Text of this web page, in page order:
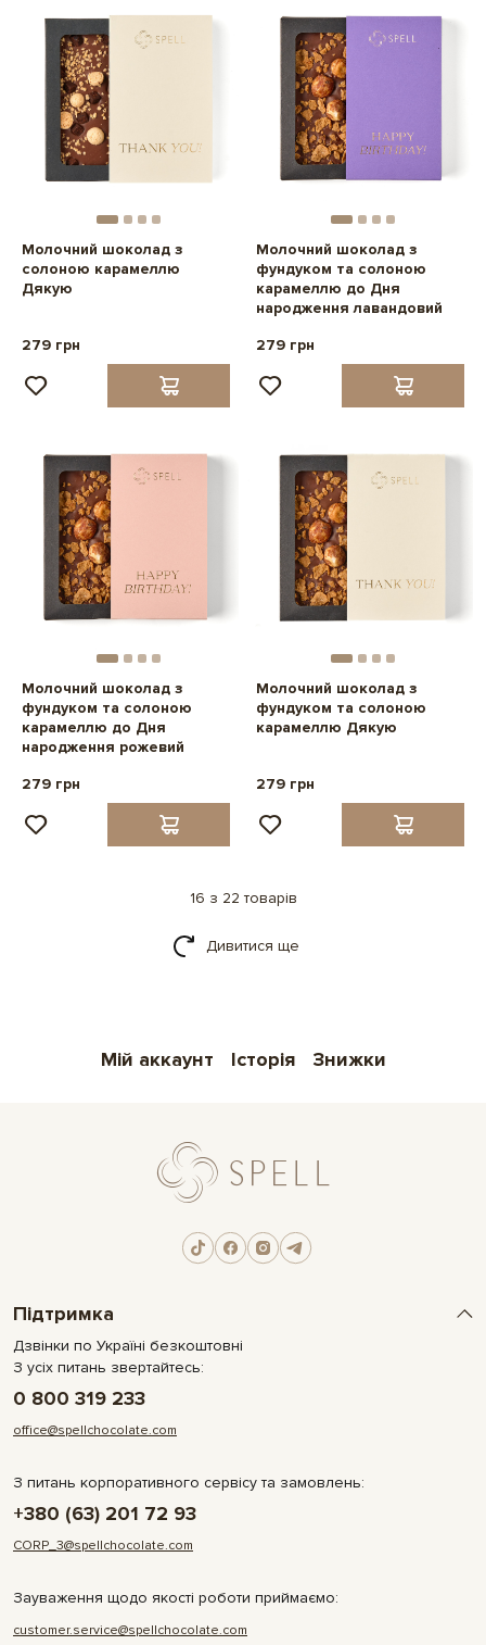
Молочний шоколад з
солоною карамеллю
Дякую
279 грн
Молочний шоколад з
фундуком та солоною
карамеллю до Дня
народження лавандовий
279 грн
Молочний шоколад з
фундуком та солоною
карамеллю до Дня
народження рожевий
279 грн
Молочний шоколад з
фундуком та солоною
карамеллю Дякую
279 грн
16 з 22 товарів
Дивитися ще
Мій аккаунт Історія Знижки
Підтримка
Дзвінки по Україні безкоштовні
З усіх питань звертайтесь:
0 800 319 233
office@spellchocolate.com
З питань корпоративного сервісу та замовлень:
+380 (63) 201 72 93
CORP_3@spellchocolate.com
Зауваження щодо якості роботи приймаємо:
customer.service@spellchocolate.com